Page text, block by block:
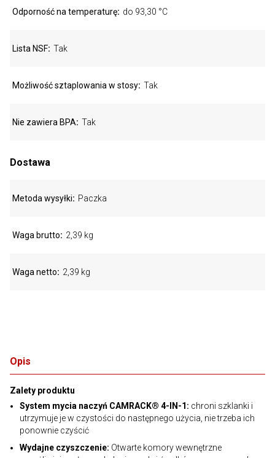
Opis
Zalety produktu
System mycia naczyń CAMRACK® 4-IN-1: chroni szklanki i
utrzymuje je w czystości do następnego użycia, nie trzeba ich
ponownie czyścić
Wydajne czyszczenie: Otwarte komory wewnętrzne
Odporność na temperaturę do 93,30 °C
Lista NSF Tak
Możliwość sztaplowania w stosy Tak
Nie zawiera BPA Tak
Dostawa
Metoda wysyłki Paczka
Waga brutto 2,39 kg
Waga netto 2,39 kg